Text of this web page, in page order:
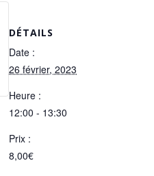
DÉTAILS
Date :
26 février, 2023
Heure :
12:00 - 13:30
Prix :
8,00€